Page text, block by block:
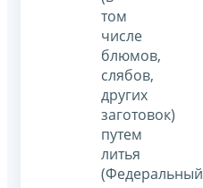
том
числе
блюмов,
слябов,
других
заготовок)
путем
литья
(Федеральный